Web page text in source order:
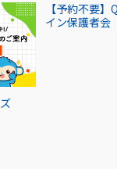
【予約不要
イン保護者会